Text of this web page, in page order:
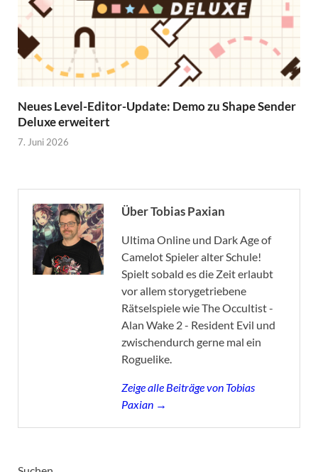
Neues Level-Editor-Update: Demo zu Shape Sender
Deluxe erweitert
7. Juni 2026
Über Tobias Paxian
Ultima Online und Dark Age of
Camelot Spieler alter Schule!
Spielt sobald es die Zeit erlaubt
vor allem storygetriebene
Rätselspiele wie The Occultist -
Alan Wake 2 - Resident Evil und
zwischendurch gerne mal ein
Roguelike.
Zeige alle Beiträge von Tobias
Paxian →